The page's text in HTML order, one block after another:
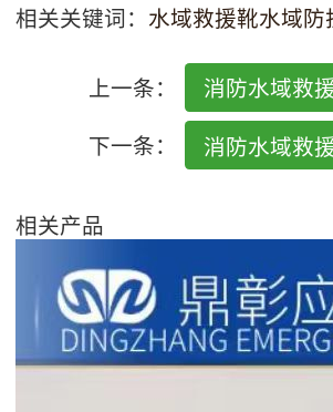
相关关键词： 水域救援靴水域防
上一条：
消防水域救
下一条：
消防水域救
相关产品